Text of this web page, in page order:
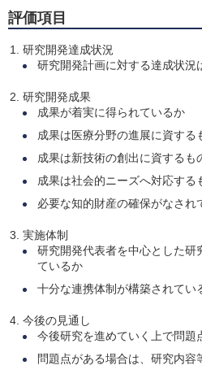
評価項目
研究開発達成状況
研究開発計画に対する達成状況
研究開発成果
成果が着実に得られているか
成果は医療分野の進展に資する
成果は新技術の創出に資するも
成果は社会的ニーズへ対応する
必要な知的財産の確保がなされ
実施体制
研究開発代表者を中心とした研
ているか
十分な連携体制が構築されてい
今後の見通し
今後研究を進めていく上で問題
問題点がある場合は、研究内容